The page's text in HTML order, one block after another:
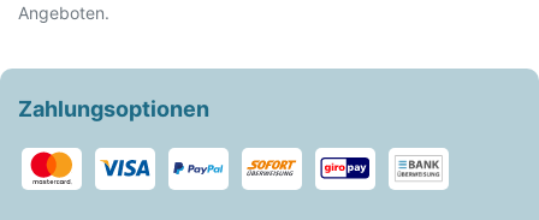
Angeboten.
Zahlungsoptionen